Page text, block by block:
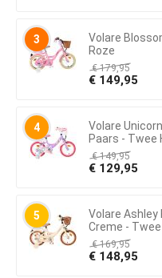
3
Volare
Roze
€179,95
€ 149,95
4
Volare
Paars - Twee
€149,95
€ 129,95
5
Volare Ashley
Creme -
€169,95
€ 148,95